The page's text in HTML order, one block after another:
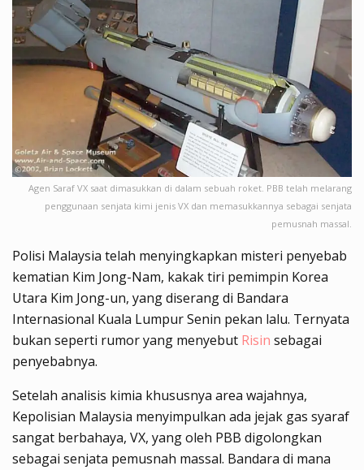
Agen Saraf VX saat dimasukkan di dalam sebuah roket. PBB telah melarang
penggunaan senjata kimi jenis VX dan memasukkannya sebagai senjata
pemusnah massal.
Polisi Malaysia telah menyingkapkan misteri penyebab
kematian Kim Jong-Nam, kakak tiri pemimpin Korea
Utara Kim Jong-un, yang diserang di Bandara
Internasional Kuala Lumpur Senin pekan lalu. Ternyata
bukan seperti rumor yang menyebut Risin sebagai
penyebabnya.
Setelah analisis kimia khususnya area wajahnya,
Kepolisian Malaysia menyimpulkan ada jejak gas syaraf
sangat berbahaya, VX, yang oleh PBB digolongkan
sebagai senjata pemusnah massal. Bandara di mana